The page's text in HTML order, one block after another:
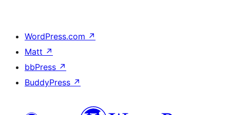
WordPress.com ↗
Matt ↗
bbPress ↗
BuddyPress ↗